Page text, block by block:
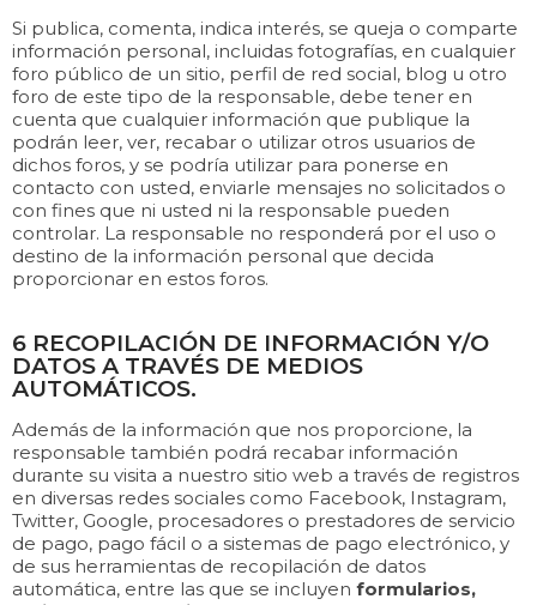
Si publica, comenta, indica interés, se queja o comparte
información personal, incluidas fotografías, en cualquier
foro público de un sitio, perfil de red social, blog u otro
foro de este tipo de la responsable, debe tener en
cuenta que cualquier información que publique la
podrán leer, ver, recabar o utilizar otros usuarios de
dichos foros, y se podría utilizar para ponerse en
contacto con usted, enviarle mensajes no solicitados o
con fines que ni usted ni la responsable pueden
controlar. La responsable no responderá por el uso o
destino de la información personal que decida
proporcionar en estos foros.
6 RECOPILACIÓN DE INFORMACIÓN Y/O
DATOS A TRAVÉS DE MEDIOS
AUTOMÁTICOS.
Además de la información que nos proporcione, la
responsable también podrá recabar información
durante su visita a nuestro sitio web a través de registros
en diversas redes sociales como Facebook, Instagram,
Twitter, Google, procesadores o prestadores de servicio
de pago, pago fácil o a sistemas de pago electrónico, y
de sus herramientas de recopilación de datos
automática, entre las que se incluyen formularios,